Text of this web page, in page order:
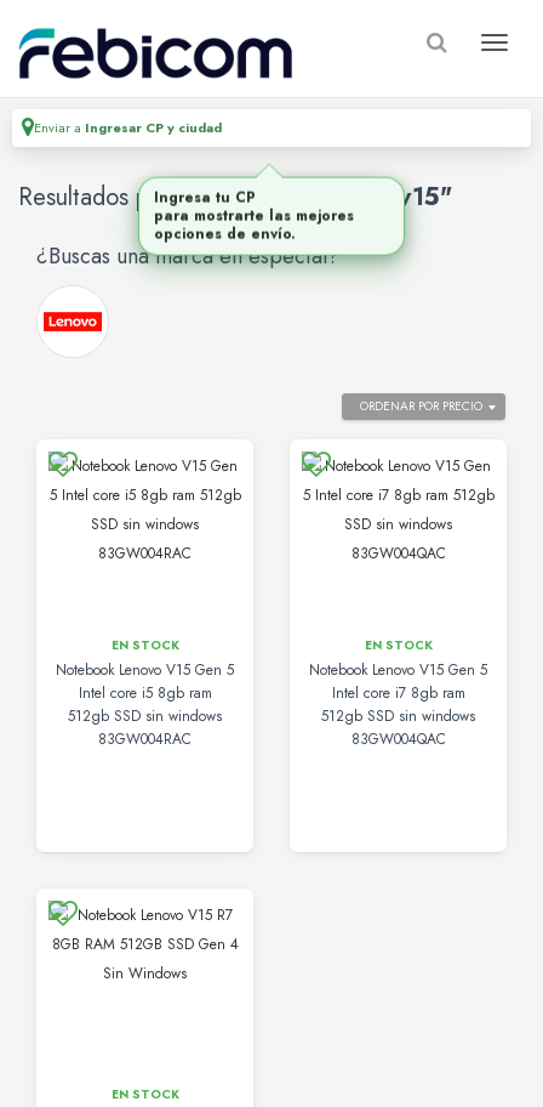
Enviar a Ingresar CP y ciudad
Resultados para"notebook lenovo v15"
¿Buscas una marca en especial?
ORDENAR POR PRECIO
EN STOCK
Notebook Lenovo V15 Gen 5
Intel core i5 8gb ram
512gb SSD sin windows
83GW004RAC
EN STOCK
Notebook Lenovo V15 Gen 5
Intel core i7 8gb ram
512gb SSD sin windows
83GW004QAC
EN STOCK